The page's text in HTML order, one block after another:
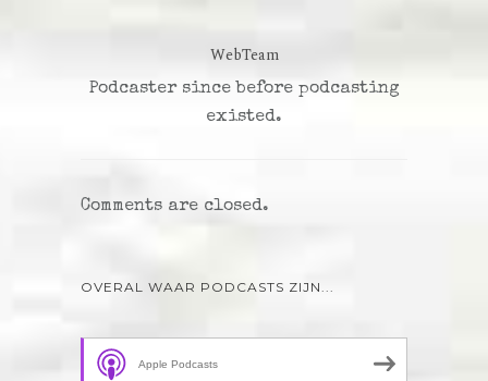
WebTeam
Podcaster since before podcasting
existed.
Comments are closed.
OVERAL WAAR PODCASTS ZIJN...
Apple Podcasts